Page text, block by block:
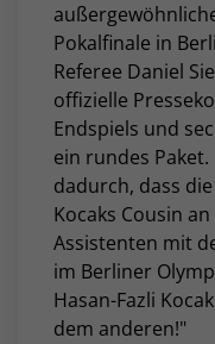
Pokalfinale in
Referee Daniel
offizielle
Endspiels und
ein rundes
dadurch, dass
Kocaks Cousin
Assistenten mit
im Berliner
Hasan-Fazli
dem anderen!"